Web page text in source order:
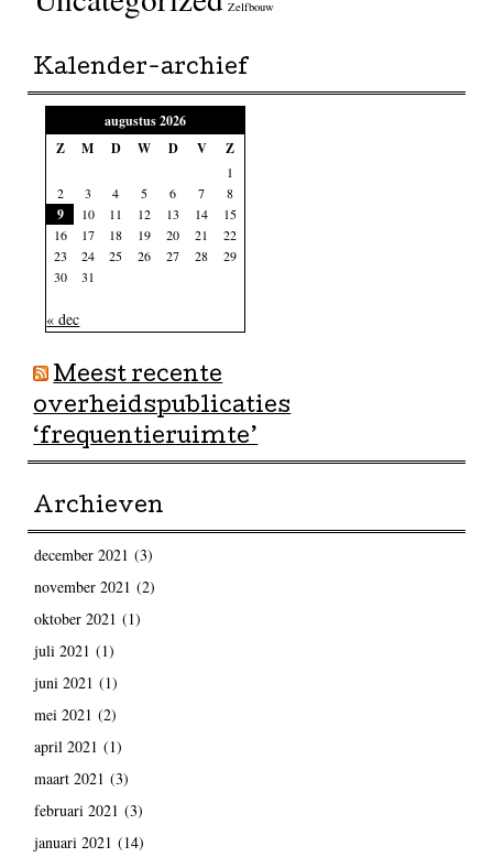
Zelfbouw
Kalender-archief
augustus 2026
Z
M D W D V Z
1
2
3 4 5 6 7 8
9 10 11 12 13 14
15
16
17 18 19 20 21
22
23
24 25 26 27 28
29
30
31
« dec
Meest recente
overheidspublicaties
‘frequentieruimte’
Archieven
december 2021 (3)
november 2021 (2)
oktober 2021 (1)
juli 2021 (1)
juni 2021 (1)
mei 2021 (2)
april 2021 (1)
maart 2021 (3)
februari 2021 (3)
januari 2021 (14)